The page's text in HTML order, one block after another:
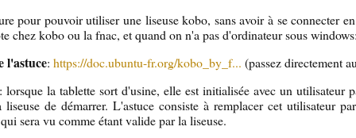
pour pouvoir utiliser une liseuse kobo, sans avoir à se connecter
chez kobo ou la fnac, et quand on n'a pas d'ordinateur sous
l'astuce:https://doc.ubuntu-fr.org/kobo_by_f... (passez directement
lorsque la tablette sort d'usine, elle est initialisée avec un utilisateur
liseuse de démarrer. L'astuce consiste à remplacer cet utilisateur
sera vu comme étant valide par la liseuse.